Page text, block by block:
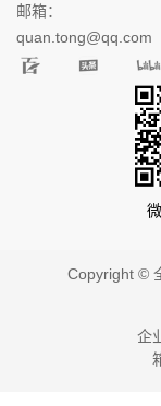
邮箱：
quan.tong@qq.com
Copyright ©
企